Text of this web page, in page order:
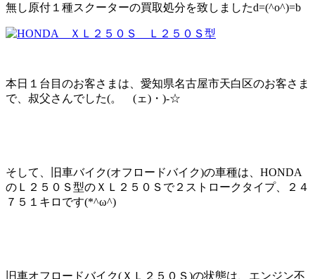
無し原付１種スクーターの買取処分を致しましたd=(^o^)=b
本日１台目のお客さまは、愛知県名古屋市天白区のお客さま
で、叔父さんでした(。ゝ(ェ)・)-☆
そして、旧車バイク(オフロードバイク)の車種は、HONDA
のＬ２５０Ｓ型のＸＬ２５０Ｓで２ストロークタイプ、２４
７５１キロです(*^ω^)
旧車オフロードバイク(ＸＬ２５０Ｓ)の状態は、エンジン不